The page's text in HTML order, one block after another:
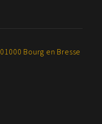
Bourg en Bresse